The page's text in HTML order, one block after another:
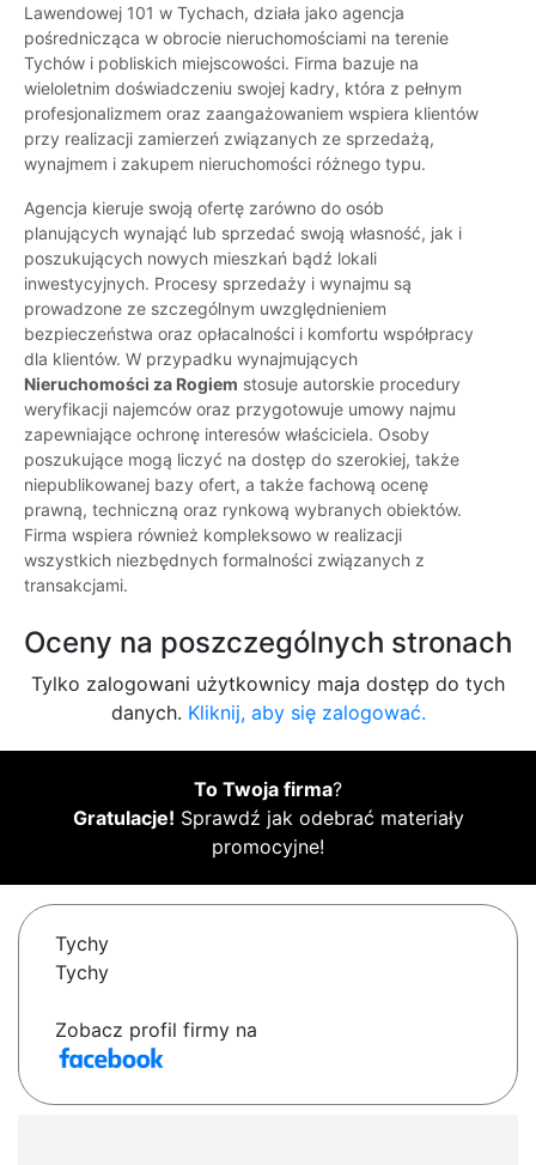
Lawendowej 101 w Tychach, działa jako agencja
pośrednicząca w obrocie nieruchomościami na terenie
Tychów i pobliskich miejscowości. Firma bazuje na
wieloletnim doświadczeniu swojej kadry, która z pełnym
profesjonalizmem oraz zaangażowaniem wspiera klientów
przy realizacji zamierzeń związanych ze sprzedażą,
wynajmem i zakupem nieruchomości różnego typu.
Agencja kieruje swoją ofertę zarówno do osób
planujących wynająć lub sprzedać swoją własność, jak i
poszukujących nowych mieszkań bądź lokali
inwestycyjnych. Procesy sprzedaży i wynajmu są
prowadzone ze szczególnym uwzględnieniem
bezpieczeństwa oraz opłacalności i komfortu współpracy
dla klientów. W przypadku wynajmujących
Nieruchomości za Rogiem stosuje autorskie procedury
weryfikacji najemców oraz przygotowuje umowy najmu
zapewniające ochronę interesów właściciela. Osoby
poszukujące mogą liczyć na dostęp do szerokiej, także
niepublikowanej bazy ofert, a także fachową ocenę
prawną, techniczną oraz rynkową wybranych obiektów.
Firma wspiera również kompleksowo w realizacji
wszystkich niezbędnych formalności związanych z
transakcjami.
Oceny na poszczególnych stronach
Tylko zalogowani użytkownicy maja dostęp do tych
danych. Kliknij, aby się zalogować.
To Twoja firma?
Gratulacje! Sprawdź jak odebrać materiały
promocyjne!
Tychy
Tychy
Zobacz profil firmy na